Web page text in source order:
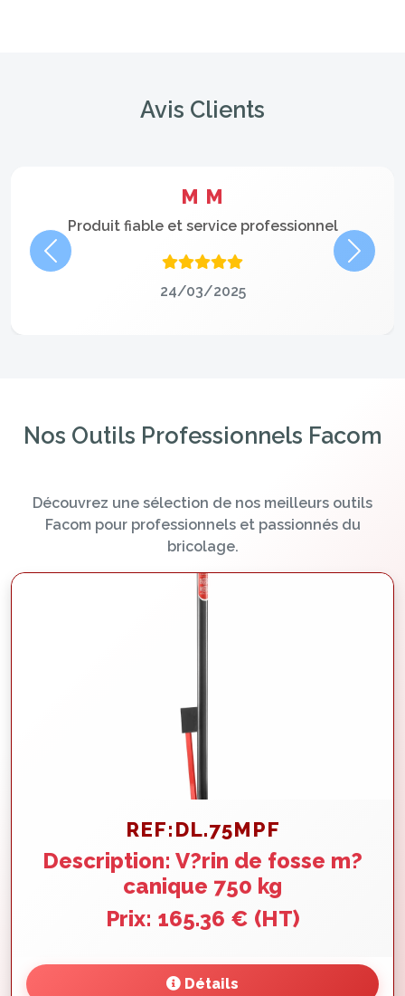
Avis Clients
M M
Produit fiable et service professionnel
24/03/2025
Précédent
Nos Outils Professionnels Facom
Découvrez une sélection de nos meilleurs outils
Facom pour professionnels et passionnés du
bricolage.
REF:DL.75MPF
Description: V?rin de fosse m?
canique 750 kg
Prix: 165.36 € (HT)
Détails